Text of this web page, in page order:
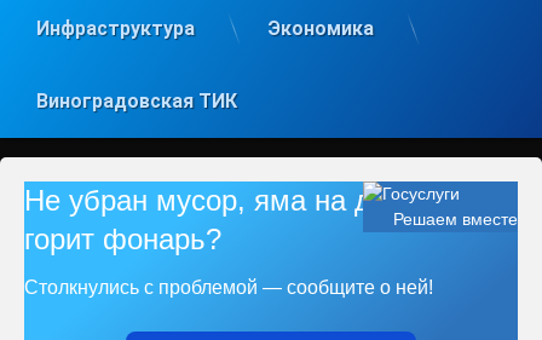
Инфраструктура Экономика
Виноградовская ТИК
Решаем вместе
Не убран мусор, яма на дороге, не
горит фонарь?
Столкнулись с проблемой — сообщите о ней!